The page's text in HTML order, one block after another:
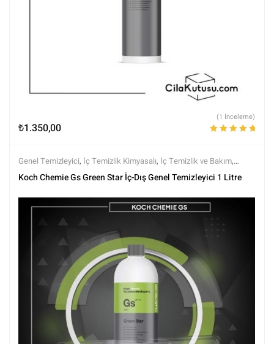
₺1.350,00
(1 İnceleme)
Genel Temizleyici, İç Temizlik Kimyasalı, İç Temizlik ve Bakım,
Kimyasalar,Koch Chemie ,Markalar,Tüm Ürünler,Tüm Ürünler
Koch Chemie Gs Green Star İç-Dış Genel Temizleyici 1 Litre